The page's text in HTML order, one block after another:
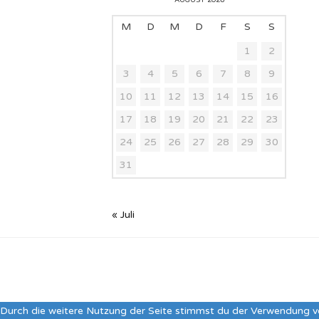
M D M D F S
S
1
2
3
4 5 6 7 8
9
10
11 12 13 14 15
16
17
18 19 20 21 22
23
24
25 26 27 28 29
30
31
« Juli
Durch die weitere Nutzung der Seite stimmst du der Verwendung